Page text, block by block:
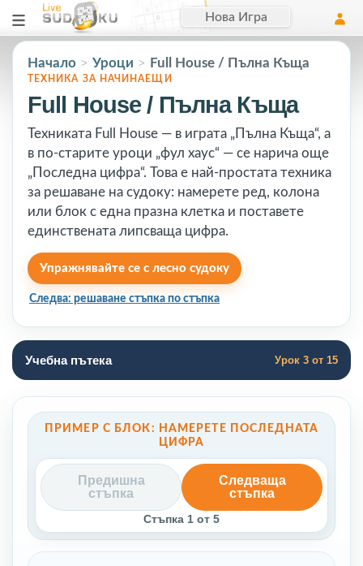
Нова Игра
Начало > Уроци > Full House / Пълна Къща
ТЕХНИКА ЗА НАЧИНАЕЩИ
Full House / Пълна Къща
Техниката Full House — в играта „Пълна Къща“, а
в по-старите уроци „фул хаус“ — се нарича още
„Последна цифра“. Това е най-простата техника
за решаване на судоку: намерете ред, колона
или блок с една празна клетка и поставете
единствената липсваща цифра.
Упражнявайте се с лесно судоку
Следва: решаване стъпка по стъпка
Учебна пътека Урок 3 от 15
ПРИМЕР С БЛОК: НАМЕРЕТЕ ПОСЛЕДНАТА
ЦИФРА
Предишна
стъпка
Стъпка 1 от 5
Следваща
стъпка